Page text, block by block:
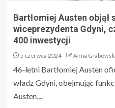
Bartłomiej Austen objął
wiceprezydenta Gdyni,
400 inwestycji
5 czerwca 2024 Anna
46-letni Bartłomiej Austen
władz Gdyni, obejmując
Austen,...